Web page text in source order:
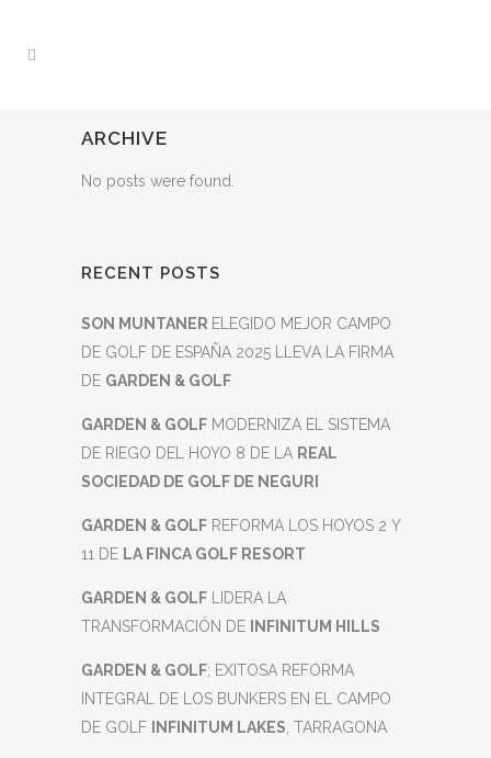
ARCHIVE
No posts were found.
RECENT POSTS
SON MUNTANER ELEGIDO MEJOR CAMPO
DE GOLF DE ESPAÑA 2025 LLEVA LA FIRMA
DE GARDEN & GOLF
GARDEN & GOLF MODERNIZA EL SISTEMA
DE RIEGO DEL HOYO 8 DE LA REAL
SOCIEDAD DE GOLF DE NEGURI
GARDEN & GOLF REFORMA LOS HOYOS 2 Y
11 DE LA FINCA GOLF RESORT
GARDEN & GOLF LIDERA LA
TRANSFORMACIÓN DE
INFINITUM HILLS
GARDEN & GOLF; EXITOSA REFORMA
INTEGRAL DE LOS BUNKERS EN EL CAMPO
DE GOLF
INFINITUM LAKES , TARRAGONA